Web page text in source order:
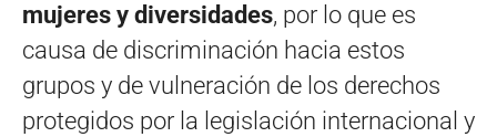
mujeres y diversidades, por lo que es
causa de discriminación hacia estos
grupos y de vulneración de los derechos
protegidos por la legislación internacional y